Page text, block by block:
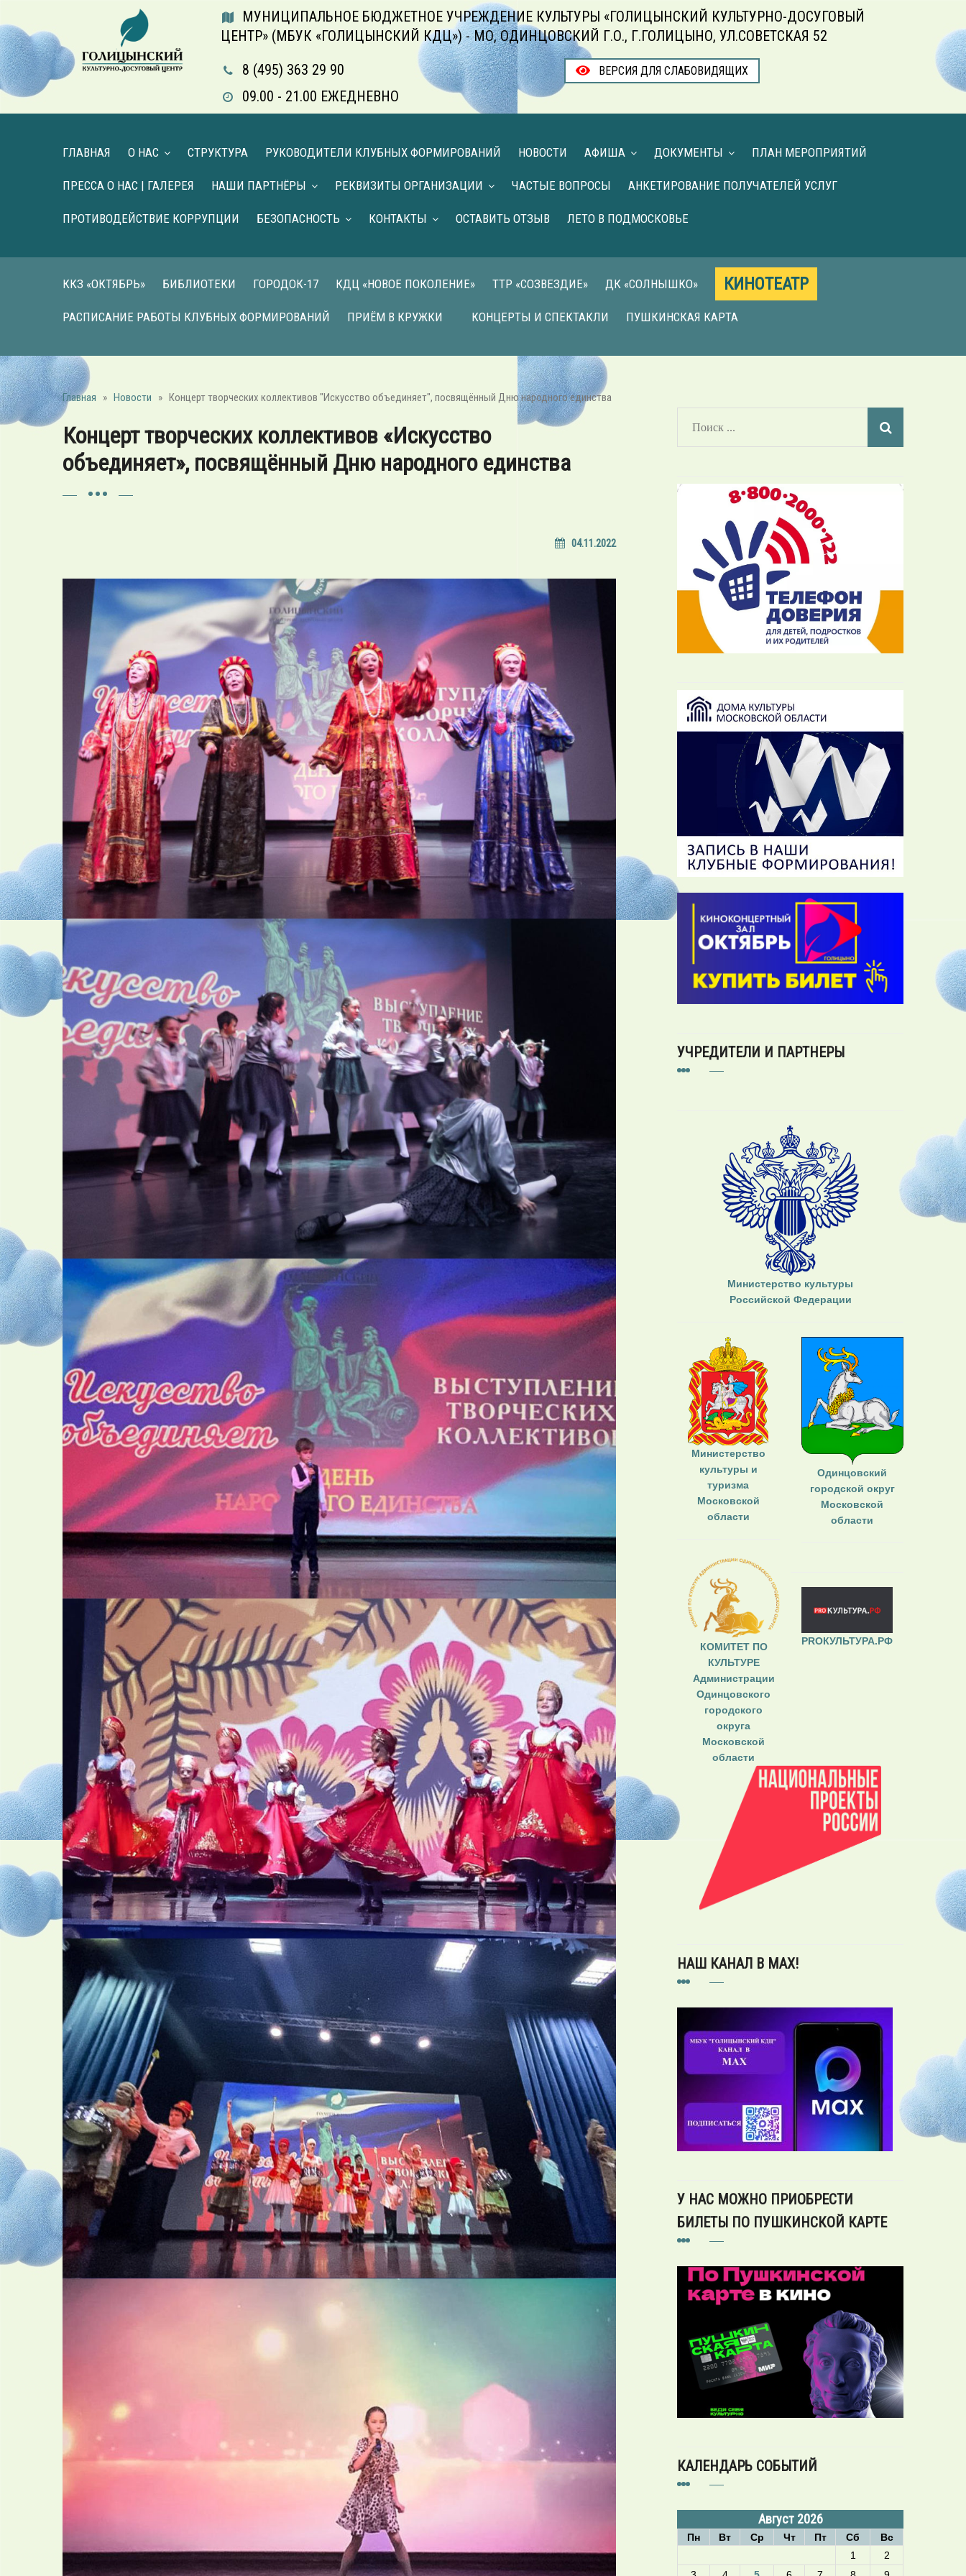
МУНИЦИПАЛЬНОЕ БЮДЖЕТНОЕ УЧРЕЖДЕНИЕ КУЛЬТУРЫ «ГОЛИЦЫНСКИЙ КУЛЬТУРНО-ДОСУГОВЫЙ
ЦЕНТР» (МБУК «ГОЛИЦЫНСКИЙ КДЦ») - МО, ОДИНЦОВСКИЙ Г.О., Г.ГОЛИЦЫНО, УЛ.СОВЕТСКАЯ 52
8 (495) 363 29 90
09.00 - 21.00 ЕЖЕДНЕВНО
ВЕРСИЯ ДЛЯ СЛАБОВИДЯЩИХ
ГЛАВНАЯ О НАС СТРУКТУРА РУКОВОДИТЕЛИ КЛУБНЫХ ФОРМИРОВАНИЙ НОВОСТИ АФИША ДОКУМЕНТЫ ПЛАН МЕРОПРИЯТИЙ
ПРЕССА О НАС | ГАЛЕРЕЯ НАШИ ПАРТНЁРЫ РЕКВИЗИТЫ ОРГАНИЗАЦИИ ЧАСТЫЕ ВОПРОСЫ АНКЕТИРОВАНИЕ ПОЛУЧАТЕЛЕЙ УСЛУГ
ПРОТИВОДЕЙСТВИЕ КОРРУПЦИИ БЕЗОПАСНОСТЬ КОНТАКТЫ ОСТАВИТЬ ОТЗЫВ ЛЕТО В ПОДМОСКОВЬЕ
ККЗ «ОКТЯБРЬ» БИБЛИОТЕКИ ГОРОДОК-17 КДЦ «НОВОЕ ПОКОЛЕНИЕ» ТТР «СОЗВЕЗДИЕ» ДК «СОЛНЫШКО» КИНОТЕАТР
РАСПИСАНИЕ РАБОТЫ КЛУБНЫХ ФОРМИРОВАНИЙ ПРИЁМ В КРУЖКИ КОНЦЕРТЫ И СПЕКТАКЛИ ПУШКИНСКАЯ КАРТА
Главная » Новости » Концерт творческих коллективов "Искусство объединяет", посвящённый Дню народного единства
Концерт творческих коллективов «Искусство
объединяет», посвящённый Дню народного единства
04.11.2022
УЧРЕДИТЕЛИ И ПАРТНЕРЫ
Министерство культуры
Российской Федерации
Министерство
культуры и
туризма
Московской
области
Одинцовский
городской округ
Московской
области
КОМИТЕТ ПО
КУЛЬТУРЕ
Администрации
Одинцовского
городского
округа
Московской
области
PROКУЛЬТУРА.РФ
НАШ КАНАЛ В MAX!
У НАС МОЖНО ПРИОБРЕСТИ
БИЛЕТЫ ПО ПУШКИНСКОЙ КАРТЕ
КАЛЕНДАРЬ СОБЫТИЙ
Август 2026
Пн Вт Ср Чт Пт Сб
Вс
1
2